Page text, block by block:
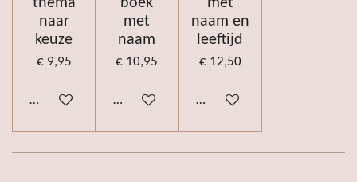
naar
keuze
€ 9,95
Bekijk details
met
naam
€ 10,95
Bekijk details
naam en
leeftijd
€ 12,50
Bekijk details